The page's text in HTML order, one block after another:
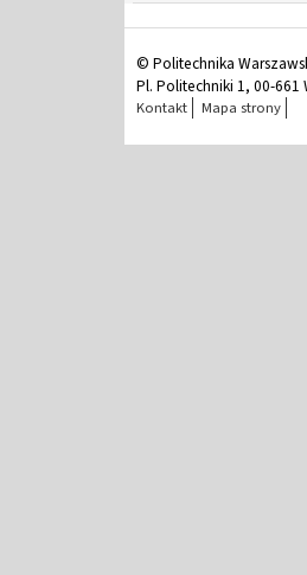
© Politechnika
Pl. Politechniki 1, 00-
Kontakt Mapa strony